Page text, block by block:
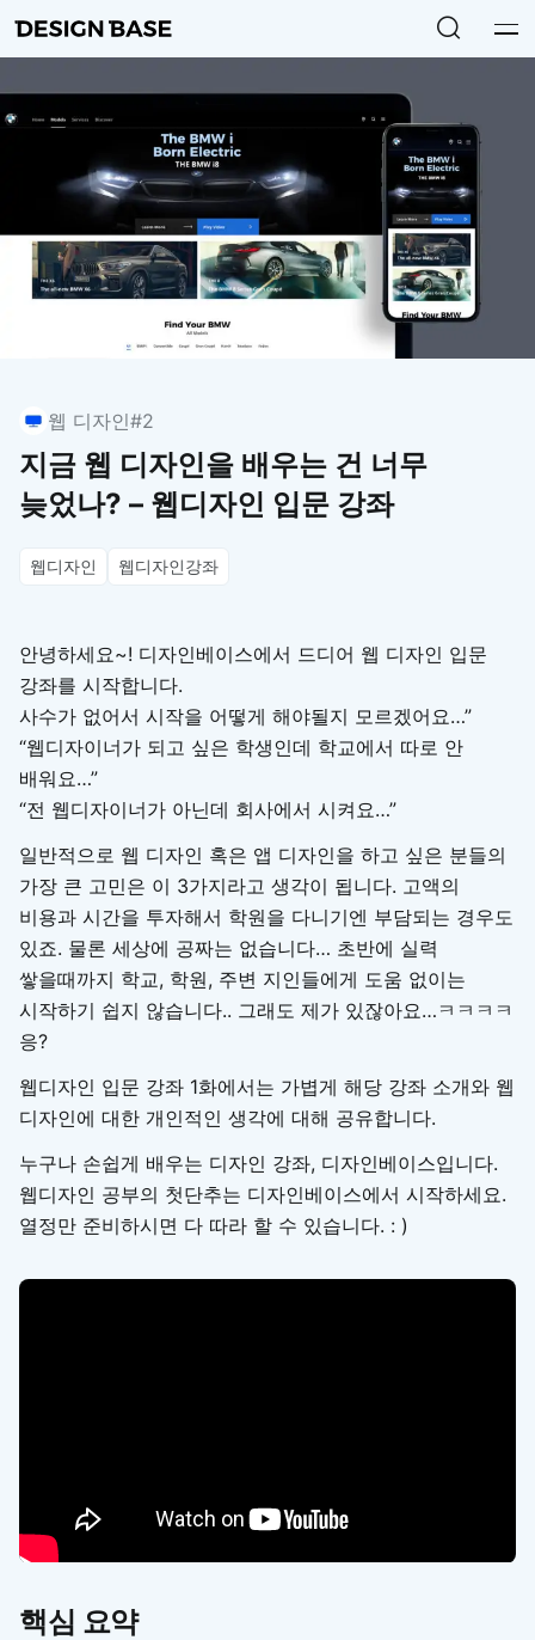
웹 디자인#2
지금 웹 디자인을 배우는 건 너무
늦었나? – 웹디자인 입문 강좌
웹디자인 웹디자인강좌
안녕하세요~! 디자인베이스에서 드디어 웹 디자인 입문
강좌를 시작합니다.
사수가 없어서 시작을 어떻게 해야될지 모르겠어요…”
“웹디자이너가 되고 싶은 학생인데 학교에서 따로 안
배워요…”
“전 웹디자이너가 아닌데 회사에서 시켜요…”
일반적으로 웹 디자인 혹은 앱 디자인을 하고 싶은 분들의
가장 큰 고민은 이 3가지라고 생각이 됩니다. 고액의
비용과 시간을 투자해서 학원을 다니기엔 부담되는 경우도
있죠. 물론 세상에 공짜는 없습니다… 초반에 실력
쌓을때까지 학교, 학원, 주변 지인들에게 도움 없이는
시작하기 쉽지 않습니다.. 그래도 제가 있잖아요…ㅋㅋㅋㅋ
응?
웹디자인 입문 강좌 1화에서는 가볍게 해당 강좌 소개와 웹
디자인에 대한 개인적인 생각에 대해 공유합니다.
누구나 손쉽게 배우는 디자인 강좌, 디자인베이스입니다.
웹디자인 공부의 첫단추는 디자인베이스에서 시작하세요.
열정만 준비하시면 다 따라 할 수 있습니다. : )
핵심 요약